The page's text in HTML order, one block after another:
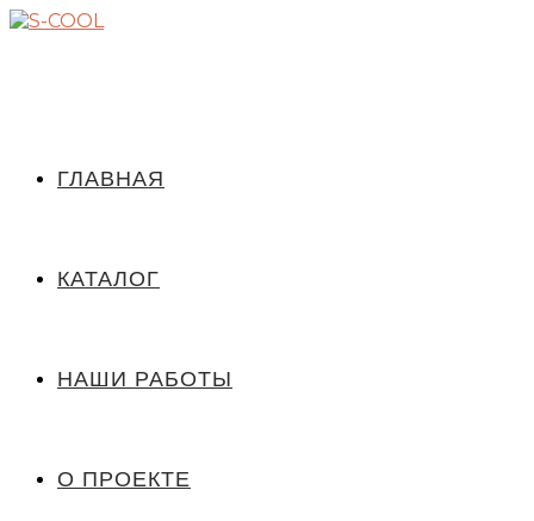
ГЛАВНАЯ
КАТАЛОГ
НАШИ РАБОТЫ
О ПРОЕКТЕ